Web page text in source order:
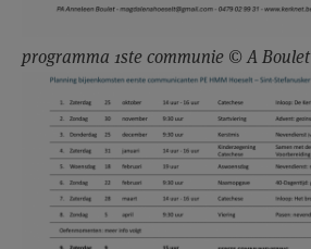
programma 1ste communie © A Boulet